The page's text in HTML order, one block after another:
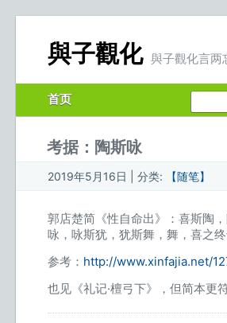
與子觀化 與子觀化言两
首页
考据：陶斯咏
2019年5月16日 | 分类: 【随笔】
郭店楚简《性自命出》：喜斯陶
咏，咏斯犹，犹斯舞，舞，喜之终
参考： http://www.xinfajia.net/
也见《礼记·檀弓下》，但简本更